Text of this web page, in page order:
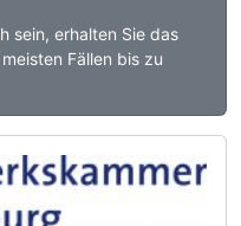
sein, erhalten Sie das
Fällen bis zu